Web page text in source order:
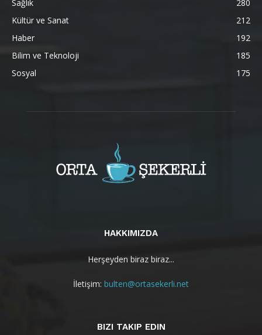
Sağlık
280
Kültür ve Sanat
212
Haber
192
Bilim ve Teknoloji
185
Sosyal
175
HAKKIMIZDA
Herşeyden biraz biraz...
İletişim: bulten@ortasekerli.net
BIZI TAKIP EDIN